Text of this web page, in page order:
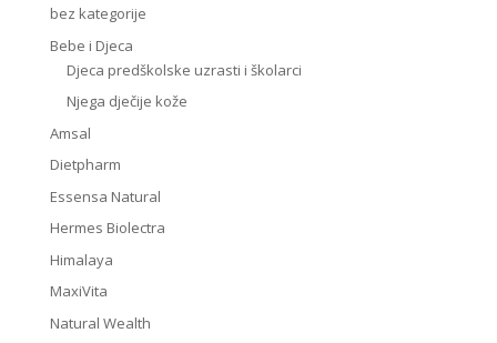
bez kategorije
Bebe i Djeca
Djeca predškolske uzrasti i školarci
Njega dječije kože
Amsal
Dietpharm
Essensa Natural
Hermes Biolectra
Himalaya
MaxiVita
Natural Wealth